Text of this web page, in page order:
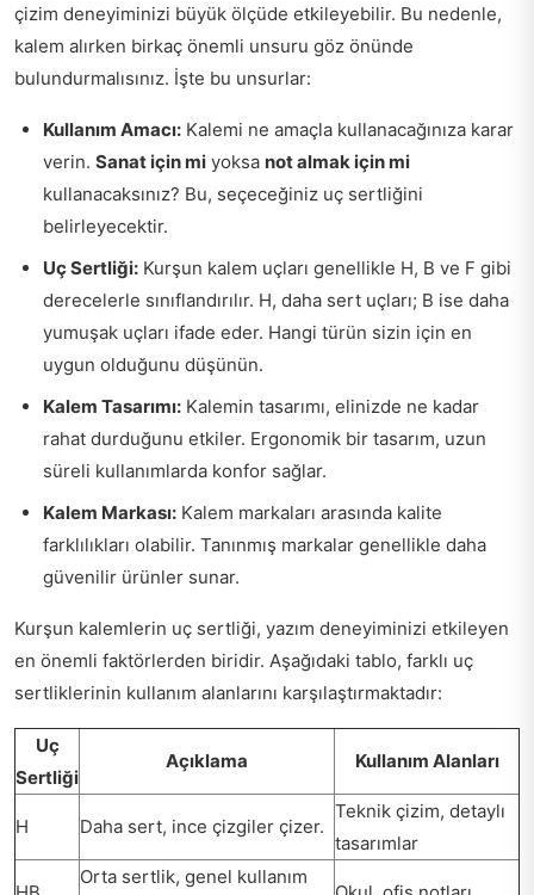
çizim deneyiminizi büyük ölçüde etkileyebilir. Bu nedenle,
kalem alırken birkaç önemli unsuru göz önünde
bulundurmalısınız. İşte bu unsurlar:
Kullanım Amacı: Kalemi ne amaçla kullanacağınıza karar
verin. Sanat için mi yoksa not almak için mi
kullanacaksınız? Bu, seçeceğiniz uç sertliğini
belirleyecektir.
Uç Sertliği: Kurşun kalem uçları genellikle H, B ve F gibi
derecelerle sınıflandırılır. H, daha sert uçları; B ise daha
yumuşak uçları ifade eder. Hangi türün sizin için en
uygun olduğunu düşünün.
Kalem Tasarımı: Kalemin tasarımı, elinizde ne kadar
rahat durduğunu etkiler. Ergonomik bir tasarım, uzun
süreli kullanımlarda konfor sağlar.
Kalem Markası: Kalem markaları arasında kalite
farklılıkları olabilir. Tanınmış markalar genellikle daha
güvenilir ürünler sunar.
Kurşun kalemlerin uç sertliği, yazım deneyiminizi etkileyen
en önemli faktörlerden biridir. Aşağıdaki tablo, farklı uç
sertliklerinin kullanım alanlarını karşılaştırmaktadır:
Uç
Sertliği
Açıklama Kullanım Alanları
H Daha sert, ince çizgiler çizer.
Teknik çizim, detaylı
tasarımlar
Orta sertlik, genel kullanım